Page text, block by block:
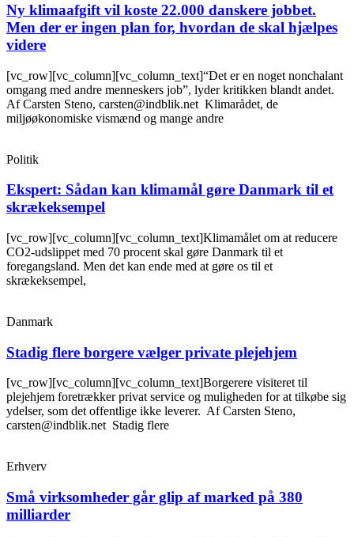
Ny klimaafgift vil koste 22.000 danskere jobbet.
Men der er ingen plan for, hvordan de skal hjælpes
videre
[vc_row][vc_column][vc_column_text]“Det er en noget nonchalant
omgang med andre menneskers job”, lyder kritikken blandt andet.
Af Carsten Steno, carsten@indblik.net Klimarådet, de
miljøøkonomiske vismænd og mange andre
Politik
Ekspert: Sådan kan klimamål gøre Danmark til et
skrækeksempel
[vc_row][vc_column][vc_column_text]Klimamålet om at reducere
CO2-udslippet med 70 procent skal gøre Danmark til et
foregangsland. Men det kan ende med at gøre os til et
skrækeksempel,
Danmark
Stadig flere borgere vælger private plejehjem
[vc_row][vc_column][vc_column_text]Borgerere visiteret til
plejehjem foretrækker privat service og muligheden for at tilkøbe sig
ydelser, som det offentlige ikke leverer. Af Carsten Steno,
carsten@indblik.net Stadig flere
Erhverv
Små virksomheder går glip af marked på 380
milliarder